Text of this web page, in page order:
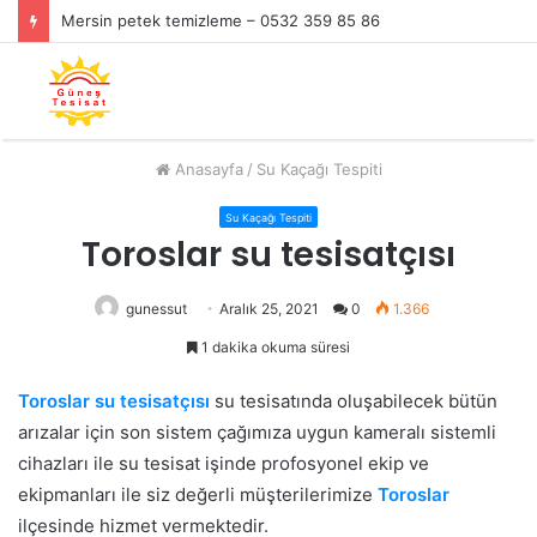
Mersin petek temizleme – 0532 359 85 86
Anasayfa / Su Kaçağı Tespiti
Su Kaçağı Tespiti
Toroslar su tesisatçısı
gunessut Aralık 25, 2021 0 1.366
1 dakika okuma süresi
Toroslar su tesisatçısı su tesisatında oluşabilecek bütün
arızalar için son sistem çağımıza uygun kameralı sistemli
cihazları ile su tesisat işinde profosyonel ekip ve
ekipmanları ile siz değerli müşterilerimize Toroslar
ilçesinde hizmet vermektedir.